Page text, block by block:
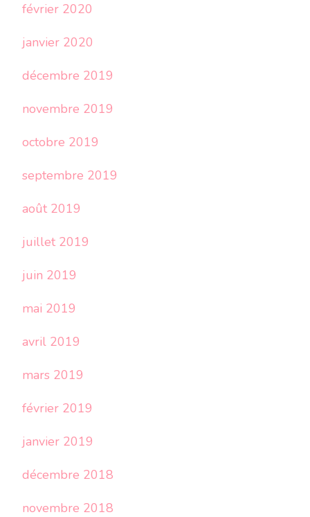
février 2020
janvier 2020
décembre 2019
novembre 2019
octobre 2019
septembre 2019
août 2019
juillet 2019
juin 2019
mai 2019
avril 2019
mars 2019
février 2019
janvier 2019
décembre 2018
novembre 2018